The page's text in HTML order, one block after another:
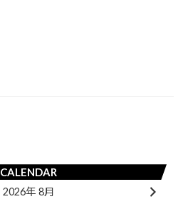
CALENDAR
2026年 8月